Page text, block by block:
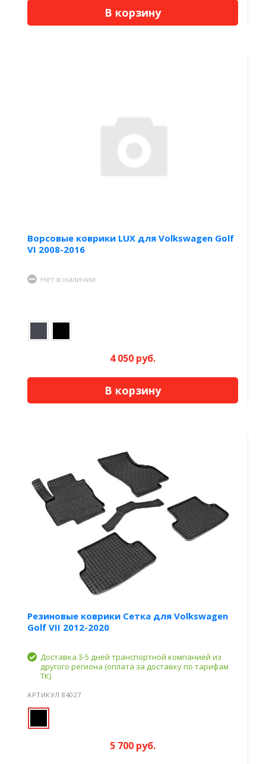
В корзину
Ворсовые коврики LUX для Volkswagen Golf
VI 2008-2016
Нет в наличии
4 050 руб.
В корзину
Резиновые коврики Сетка для Volkswagen
Golf VII 2012-2020
Доставка 3-5 дней транспортной компанией из
другого региона (оплата за доставку по тарифам
ТК)
АРТИКУЛ 84027
5 700 руб.